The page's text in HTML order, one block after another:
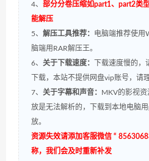
4、 部分分卷压缩如part1、part2类
能解压
5、 解压工具推荐： 电脑端推荐使用
脑端用RAR解压王。
6、 关于下载速度：
下载速度慢的
下载，本站不提供网盘vip账号，请
7、 关于字幕和声音： MKV的影视
放是无法解析的，下载到本地电脑
放。
资源失效请添加客服微信 “
称，我们会及时重新补发